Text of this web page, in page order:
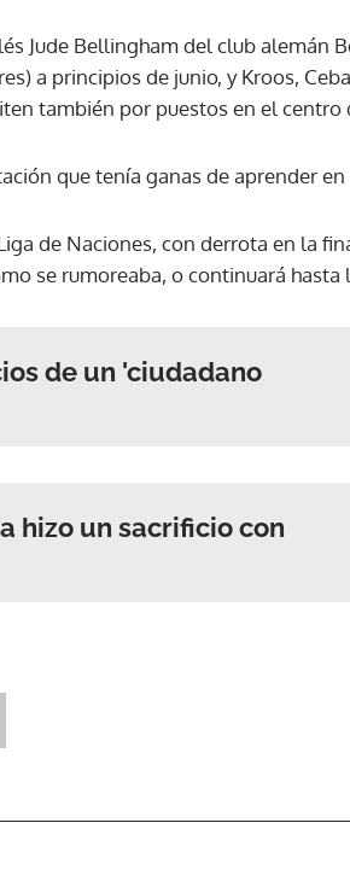
Jude Bellingham del club alemán
a principios de junio, y Kroos,
también por puestos en el centro
que tenía ganas de aprender
de Naciones, con derrota en la
se rumoreaba, o continuará hasta
de un 'ciudadano
hizo un sacrificio con